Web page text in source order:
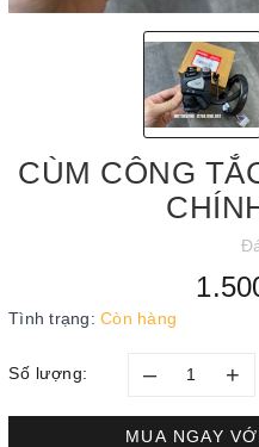
CÙM CÔNG
Tình trạng: Còn hàng
Số lượng: – +
MUA NGAY